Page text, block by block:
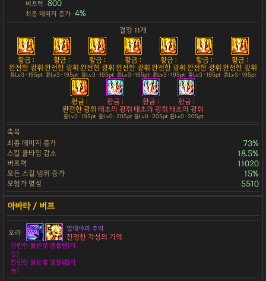
버프력 800
최종 데미지 증가 4%
결정 11개
황금 :
완전한 광휘
튠Lv3 · 195pt
황금 :
완전한 광휘
튠Lv3 · 195pt
황금 :
완전한 광휘
튠Lv3 · 195pt
황금 :
완전한 광휘
튠Lv3 · 195pt
황금 :
완전한 광휘
튠Lv3 · 195pt
황금 :
완전한 광휘
튠Lv3 · 195pt
황금 :
완전한 광휘
튠Lv3 · 195pt
황금 :
완전한 광휘
튠Lv3 · 195pt
황금 :
태초의 광휘
튠Lv0 · 205pt
황금 :
태초의 광휘
튠Lv0 · 205pt
황금 :
태초의 광휘
튠Lv0 · 205pt
축복
최종 데미지 증가
73%
스킬 쿨타임 감소 18.5%
버프력 11020
모든 스킬 범위 증가 15%
모험가 명성 5510
오라 열대야의 추억
진정한 각성의 기억
찬란한 붉은빛 엠블렘[지
능]
찬란한 붉은빛 엠블렘[지
능]